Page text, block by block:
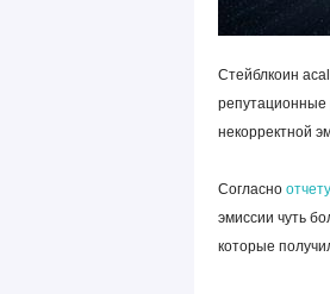
Стейблкоин
репутационные
некорректной
Согласно отчету
эмиссии чуть
которые